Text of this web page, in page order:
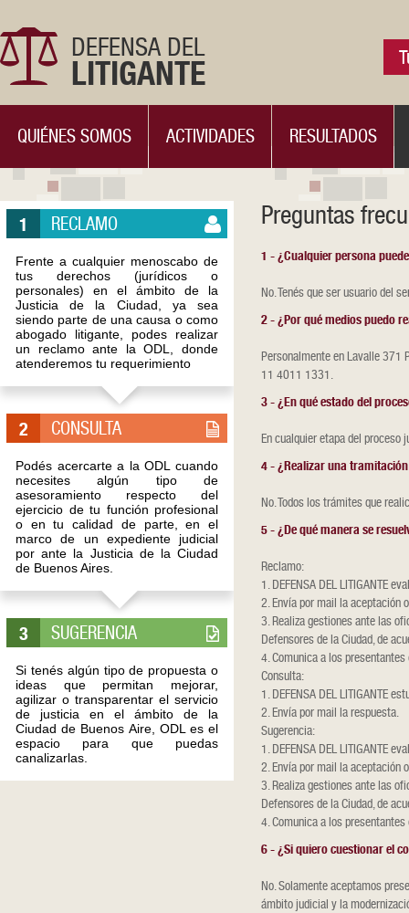
DEFENSA DEL
LITIGANTE
QUIÉNES SOMOS ACTIVIDADES RESULTADOS
1 RECLAMO
Frente a cualquier menoscabo de
tus derechos (jurídicos o
personales) en el ámbito de la
Justicia de la Ciudad, ya sea
siendo parte de una causa o como
abogado litigante, podes realizar
un reclamo ante la ODL, donde
atenderemos tu requerimiento
2 CONSULTA
Podés acercarte a la ODL cuando
necesites algún tipo de
asesoramiento respecto del
ejercicio de tu función profesional
o en tu calidad de parte, en el
marco de un expediente judicial
por ante la Justicia de la Ciudad
de Buenos Aires.
3 SUGERENCIA
Si tenés algún tipo de propuesta o
ideas que permitan mejorar,
agilizar o transparentar el servicio
de justicia en el ámbito de la
Ciudad de Buenos Aire, ODL es el
espacio para que puedas
canalizarlas.
Preguntas
1 - ¿Cualquier persona
No. Tenés que ser usuario del
2 - ¿Por qué medios puedo
Personalmente en Lavalle 371
11 4011 1331.
3 - ¿En qué estado del
En cualquier etapa del proceso
4 - ¿Realizar una tramitación
No. Todos los trámites que
5 - ¿De qué manera se
Reclamo:
1. DEFENSA DEL LITIGANTE
2. Envía por mail la aceptación
3. Realiza gestiones ante las
Defensores de la Ciudad, de
4. Comunica a los
Consulta:
1. DEFENSA DEL LITIGANTE
2. Envía por mail la respuesta.
Sugerencia:
1. DEFENSA DEL LITIGANTE
2. Envía por mail la aceptación
3. Realiza gestiones ante las
Defensores de la Ciudad, de
4. Comunica a los
6 - ¿Si quiero cuestionar el
No. Solamente aceptamos
ámbito judicial y la